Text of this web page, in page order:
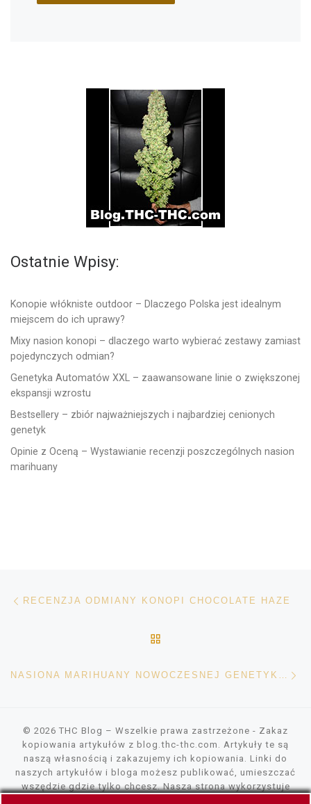
Ostatnie Wpisy:
Konopie włókniste outdoor – Dlaczego Polska jest idealnym
miejscem do ich uprawy?
Mixy nasion konopi – dlaczego warto wybierać zestawy zamiast
pojedynczych odmian?
Genetyka Automatów XXL – zaawansowane linie o zwiększonej
ekspansji wzrostu
Bestsellery – zbiór najważniejszych i najbardziej cenionych
genetyk
Opinie z Oceną – Wystawianie recenzji poszczególnych nasion
marihuany
Nawigacja wpisu
RECENZJA ODMIANY KONOPI CHOCOLATE HAZE
NASIONA MARIHUANY NOWOCZESNEJ GENETYKI COOKIES
© 2026THC Blog – Wszelkie prawa zastrzeżone - Zakaz
kopiowania artykułów z blog.thc-thc.com. Artykuły te są
naszą własnością i zakazujemy ich kopiowania. Linki do
naszych artykułów i bloga możesz publikować, umieszczać
wszędzie gdzie tylko chcesz. Nasza strona wykorzystuje